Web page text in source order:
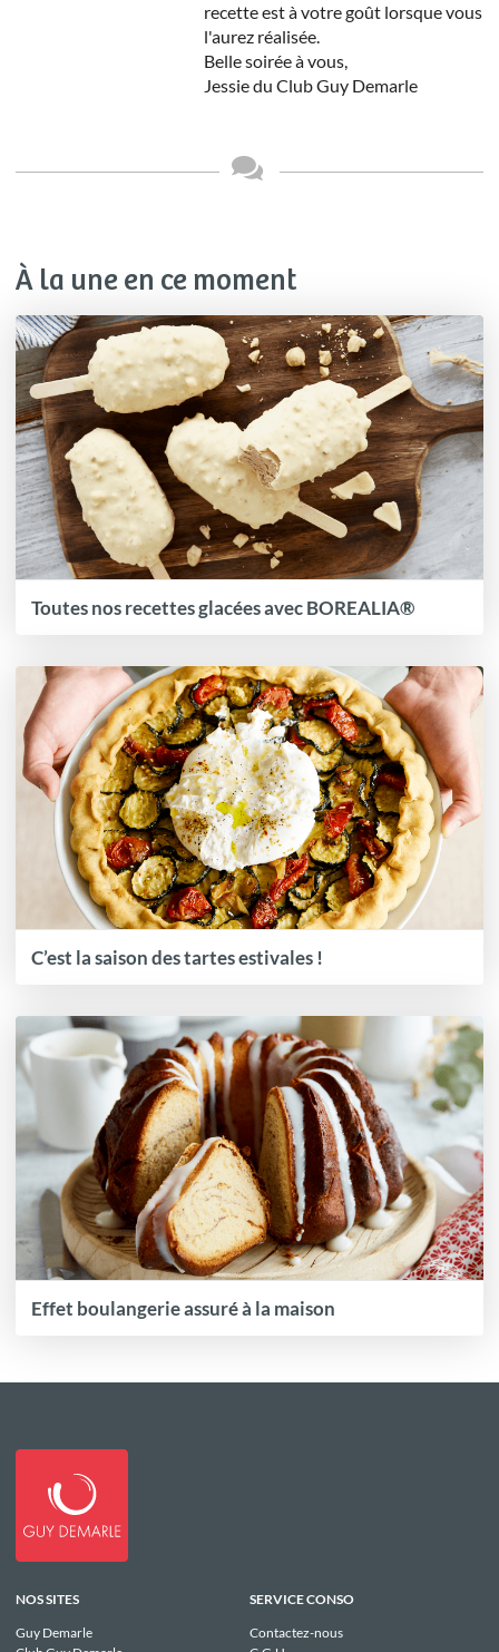
recette est à votre goût lorsque vous
l'aurez réalisée.
Belle soirée à vous,
Jessie du Club Guy Demarle
À la une en ce moment
Toutes nos recettes glacées avec BOREALIA®
C’est la saison des tartes estivales !
Effet boulangerie assuré à la maison
NOS SITES
Guy Demarle
SERVICE CONSO
Contactez-nous